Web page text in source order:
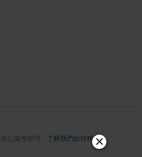
記彙整整理 了解我們如何精選